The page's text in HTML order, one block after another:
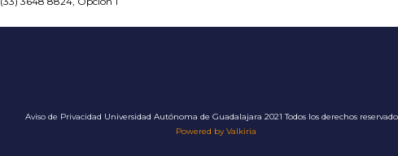
Aviso de Privacidad Universidad Autónoma de Guadalajara 2021 Todos los derechos
Powered by Valkiria